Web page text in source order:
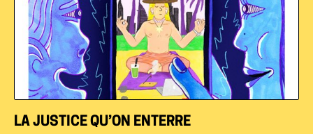
LA JUSTICE QU’ON ENTERRE